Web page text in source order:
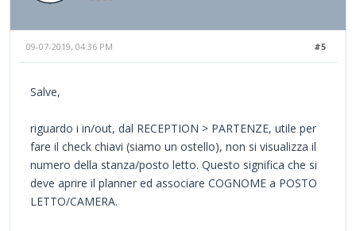
#5
09-07-2019, 04:36 PM
Salve,
riguardo i in/out, dal RECEPTION > PARTENZE, utile per
fare il check chiavi (siamo un ostello), non si visualizza il
numero della stanza/posto letto. Questo significa che si
deve aprire il planner ed associare COGNOME a POSTO
LETTO/CAMERA.